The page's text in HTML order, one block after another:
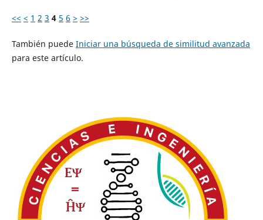
<< < 1 2 3 4 5 6 > >>
También puede Iniciar una búsqueda de similitud avanzada
para este artículo.